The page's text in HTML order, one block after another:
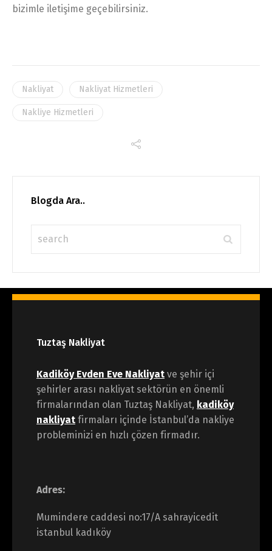
bizimle iletişime geçebilirsiniz.
Nakliyat Nakliyat Hizmetleri
Nakliye Hizmetleri
Blogda Ara..
Tuztaş Nakliyat
Kadiköy Evden Eve Nakliyat ve şehir içi
şehirler arası nakliyat sektörün en önemli
firmalarından olan Tuztaş Nakliyat, kadiköy
nakliyat firmaları içinde İstanbul’da nakliye
probleminizi en hızlı çözen firmadır.
Adres:
Mumindere caddesi no:17/A sahrayicedit
istanbul kadıköy